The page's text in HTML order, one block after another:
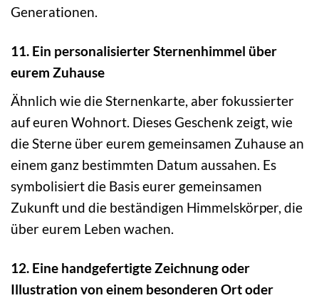
Generationen.
11. Ein personalisierter Sternenhimmel über
eurem Zuhause
Ähnlich wie die Sternenkarte, aber fokussierter
auf euren Wohnort. Dieses Geschenk zeigt, wie
die Sterne über eurem gemeinsamen Zuhause an
einem ganz bestimmten Datum aussahen. Es
symbolisiert die Basis eurer gemeinsamen
Zukunft und die beständigen Himmelskörper, die
über eurem Leben wachen.
12. Eine handgefertigte Zeichnung oder
Illustration von einem besonderen Ort oder